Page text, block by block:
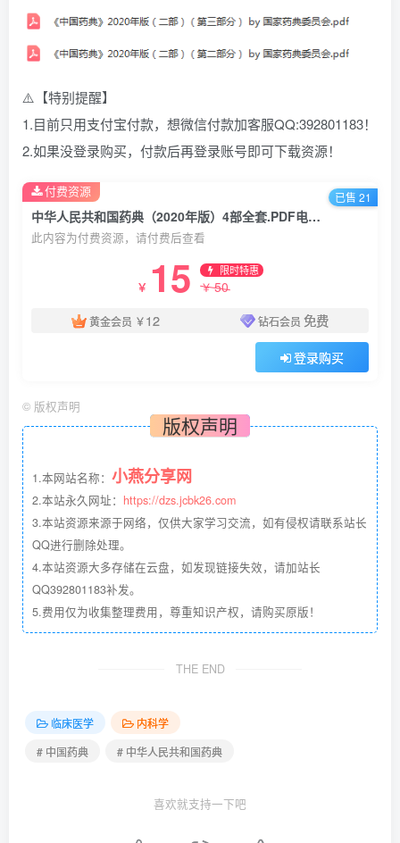
⚠️【特别提醒】
1.目前只用支付宝付款，想微信付款加客服QQ:392801183！
2.如果没登录购买，付款后再登录账号即可下载资源！
中华人民共和国药典（2020年版）4部全套.PDF电子书下载
此内容为付费资源，请付费后查看
￥ 15 限时特惠
￥50
黄金会员 ￥12 钻石会员 免费
登录购买
付费资源 已售 21
© 版权声明
版权声明
1.本网站名称： 小燕分享网
2.本站永久网址： https://dzs.jcbk26.com
3.本站资源来源于网络，仅供大家学习交流，如有侵权请联系站长
QQ进行删除处理。
4.本站资源大多存储在云盘，如发现链接失效，请加站长
QQ392801183补发。
5.费用仅为收集整理费用，尊重知识产权，请购买原版！
THE END
临床医学
内科学
# 中国药典
# 中华人民共和国药典
喜欢就支持一下吧